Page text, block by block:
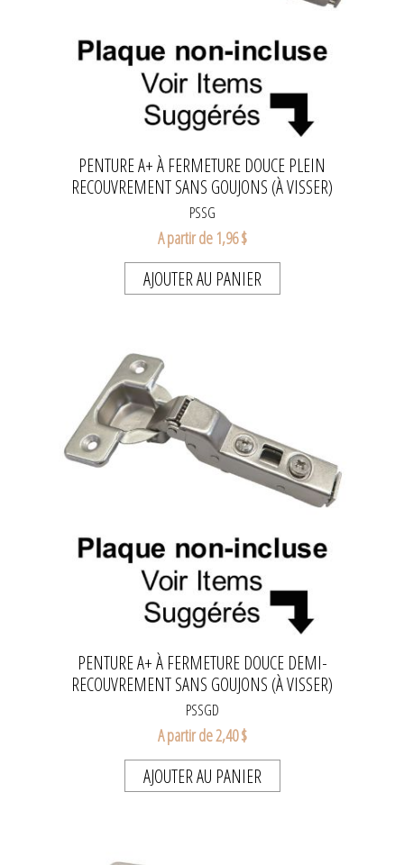
PENTURE A+ À FERMETURE DOUCE PLEIN
RECOUVREMENT SANS GOUJONS (À VISSER)
PSSG
A partir de 1,96 $
AJOUTER AU PANIER
PENTURE A+ À FERMETURE DOUCE DEMI-
RECOUVREMENT SANS GOUJONS (À VISSER)
PSSGD
A partir de 2,40 $
AJOUTER AU PANIER